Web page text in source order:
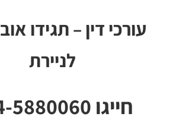
עורכי דין – תגידו
לניירת
חייגו 054-5880060